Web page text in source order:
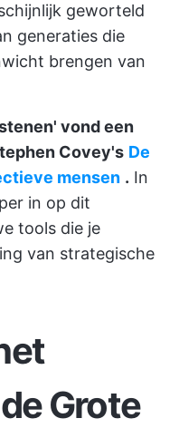
geworteld
generaties die
brengen van
vond een
Covey's De
mensen . In
in op dit
tools die je
van strategische
Grote